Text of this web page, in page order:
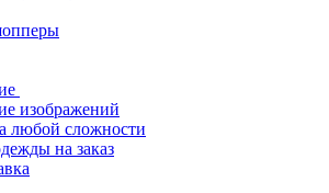
изображений
любой сложности
на заказ